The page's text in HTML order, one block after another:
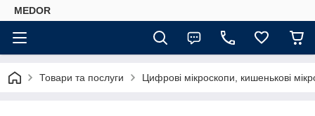
MEDOR
Товари та послуги Цифрові мікроскопи, кишенькові